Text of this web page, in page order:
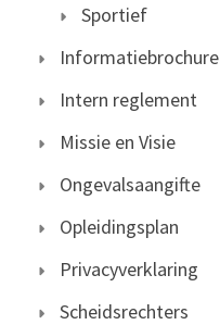
Sportief
Informatiebrochure
Intern reglement
Missie en Visie
Ongevalsaangifte
Opleidingsplan
Privacyverklaring
Scheidsrechters